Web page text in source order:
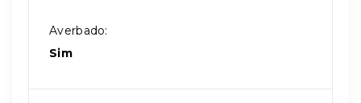
Averbado:
Sim